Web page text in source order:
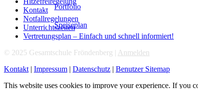
Portfolio
Speiseplan
Kontakt
Notfallregelungen
Unterrichtszeiten
Vertretungsplan – Einfach und schnell informiert!
© 2025 Gesamtschule Fröndenberg | Anmelden
Kontakt | Impressum | Datenschutz | Benutzer Sitemap
This website uses cookies to improve your experience. If you